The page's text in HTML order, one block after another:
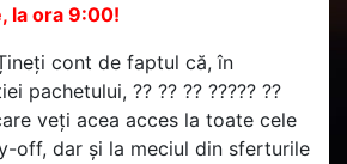
la ora 9:00!
cont de faptul că, în
pachetului, ?? ?? ?? ????? ??
veți acea acces la toate cele
off, dar și la meciul din sferturile